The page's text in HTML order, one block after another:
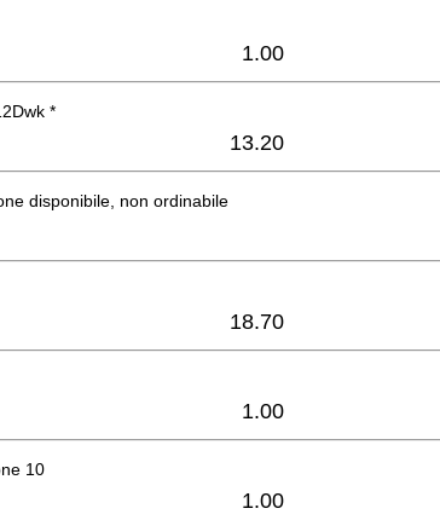
1.00
*
13.20
disponibile, non ordinabile
18.70
1.00
10
1.00